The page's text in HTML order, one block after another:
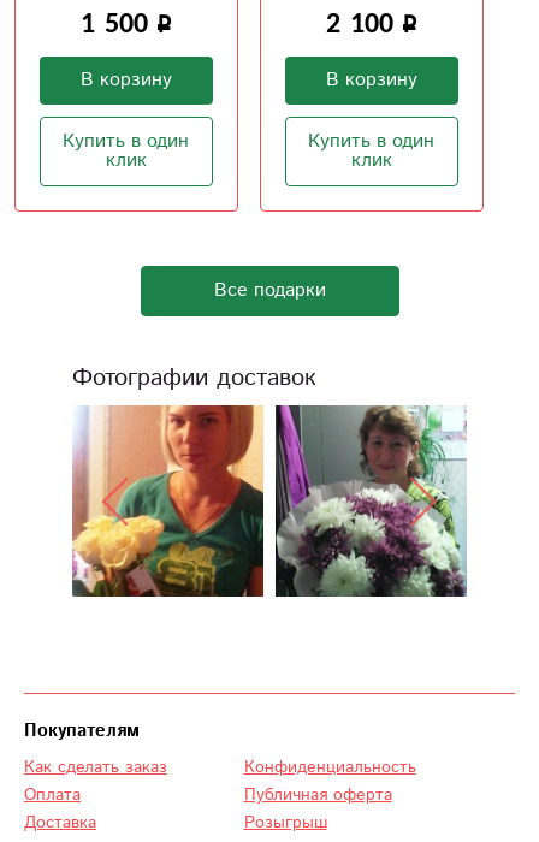
2 100
В корзину
Купить в один
клик
жемчуг
2 100
В корзину
Все подарки
Фотографии доставок
Покупателям
Как сделать заказ
Оплата
Доставка
Конфиденциальность
Публичная оферта
Розыгрыш